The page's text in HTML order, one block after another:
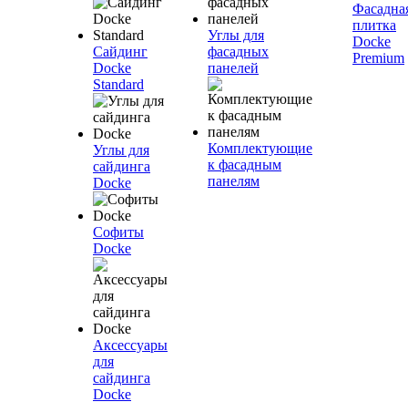
Сайдинг
Docke
Standard
Углы для
сайдинга
Docke
Софиты
Docke
Аксессуары
для
сайдинга
Docke
Углы для
фасадных
панелей
Комплектующие
к фасадным
панелям
плитка
Docke
Premium